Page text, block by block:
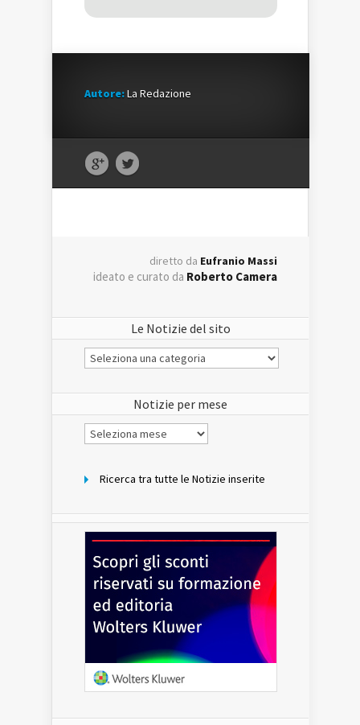
Autore:La Redazione
diretto da Eufranio Massi
ideato e curato da Roberto Camera
Le Notizie del sito
Le
Notizie
Notizie per mese
Notizie
per
Ricerca tra tutte le Notizie inserite